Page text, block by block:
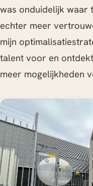
was onduidelijk waar
echter meer
mijn
talent voor en
meer mogelijkheden